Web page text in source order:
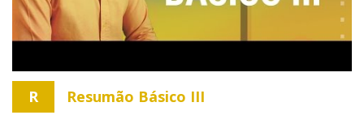
R Resumão Básico III